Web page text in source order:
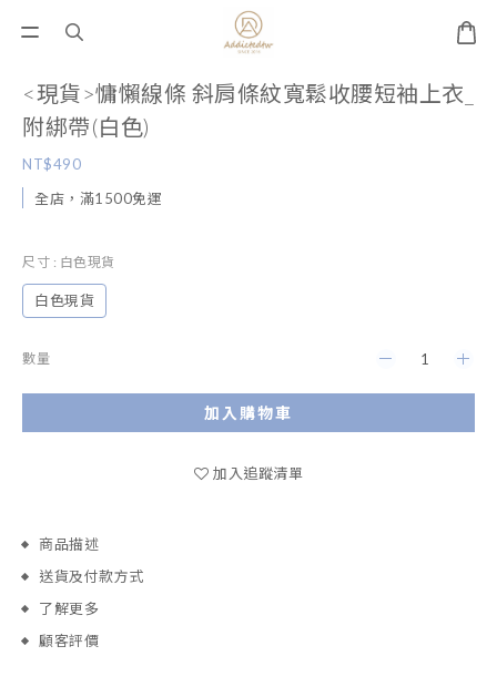
<現貨>慵懶線條 斜肩條紋寬鬆收腰短袖上衣_
附綁帶(白色)
NT$490
全店，滿1500免運
尺寸 : 白色現貨
白色現貨
數量
加入購物車
加入追蹤清單
商品描述
送貨及付款方式
了解更多
顧客評價